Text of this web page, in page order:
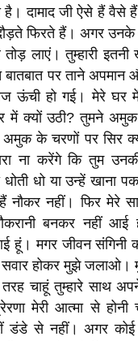
है। दामाद जी ऐसे हैं
फिरते हैं। अगर उनके
तोड़ लाएं। तुम्हारी
बातबात पर ताने अपमान
ऊंची हो गई। मेरे घर
में क्यों उठी? तुमने
अमुक के चरणों पर सिर
ना करेंगे कि तुम
धो या उन्हें खाना
नौकर नहीं। फिर मेरे
बनकर नहीं आई
हूं। मगर जीवन संगिनी
होकर मुझे जलाओ।
चाहूं तुम्हारे साथ
मेरी आत्मा से होनी
डंडे से नहीं। अगर